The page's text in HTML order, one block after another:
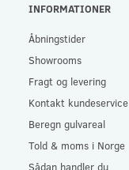
INFORMATIONER
Åbningstider
Showrooms
Fragt og levering
Kontakt kundeservice
Beregn gulvareal
Told & moms i Norge
Sådan handler du